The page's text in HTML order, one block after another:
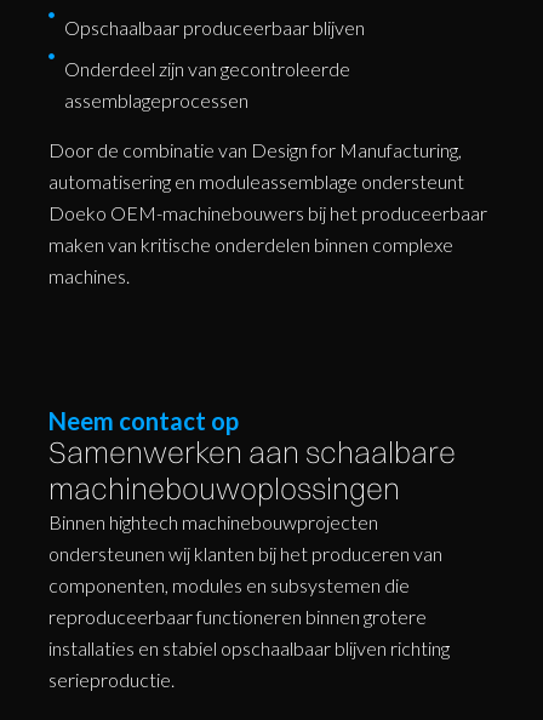
Opschaalbaar produceerbaar blijven
Onderdeel zijn van gecontroleerde
assemblageprocessen
Door de combinatie van Design for Manufacturing,
automatisering en moduleassemblage ondersteunt
Doeko OEM-machinebouwers bij het produceerbaar
maken van kritische onderdelen binnen complexe
machines.
Neem contact op
Samenwerken aan schaalbare
machinebouw­oplossingen
Binnen hightech machinebouwprojecten
ondersteunen wij klanten bij het produceren van
componenten, modules en subsystemen die
reproduceerbaar functioneren binnen grotere
installaties en stabiel opschaalbaar blijven richting
serieproductie.